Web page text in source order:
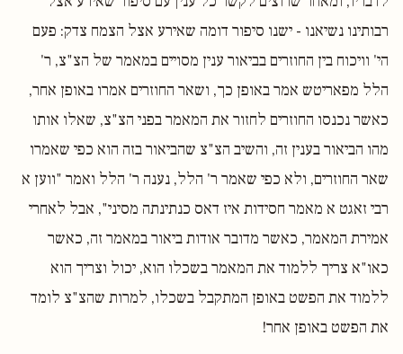
רבותינו נשיאנו - ישנו סיפור דומה שאירע אצל הצמח צדק: פעם
הי' וויכוח בין החוזרים בביאור ענין מסויים במאמר של הצ"צ, ר'
הלל מפאריטש אמר באופן כך, ושאר החוזרים אמרו באופן אחר,
כאשר נכנסו החוזרים לחזור את המאמר בפני הצ"צ, שאלו אותו
מהו הביאור בענין זה, והשיב הצ"צ שהביאור בזה הוא כפי שאמרו
שאר החוזרים, ולא כפי שאמר ר' הלל, נענה ר' הלל ואמר "ווען א
רבי זאגט א מאמר חסידות איז דאס כנתינתה מסיני", אבל לאחרי
אמירת המאמר, כאשר מדובר אודות ביאור במאמר זה, כאשר
כאו"א צריך ללמוד את המאמר בשכלו הוא, יכול וצריך הוא
ללמוד את הפשט באופן המתקבל בשכלו, למרות שהצ"צ לומד
את הפשט באופן אחר!